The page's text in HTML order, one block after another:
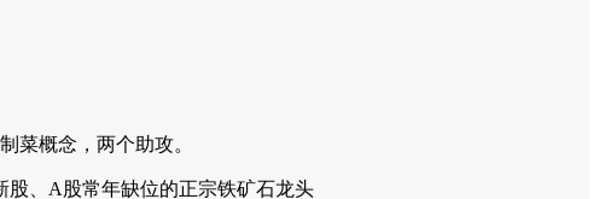
菜概念，两个助攻。
股、A股常年缺位的正宗铁矿石龙头